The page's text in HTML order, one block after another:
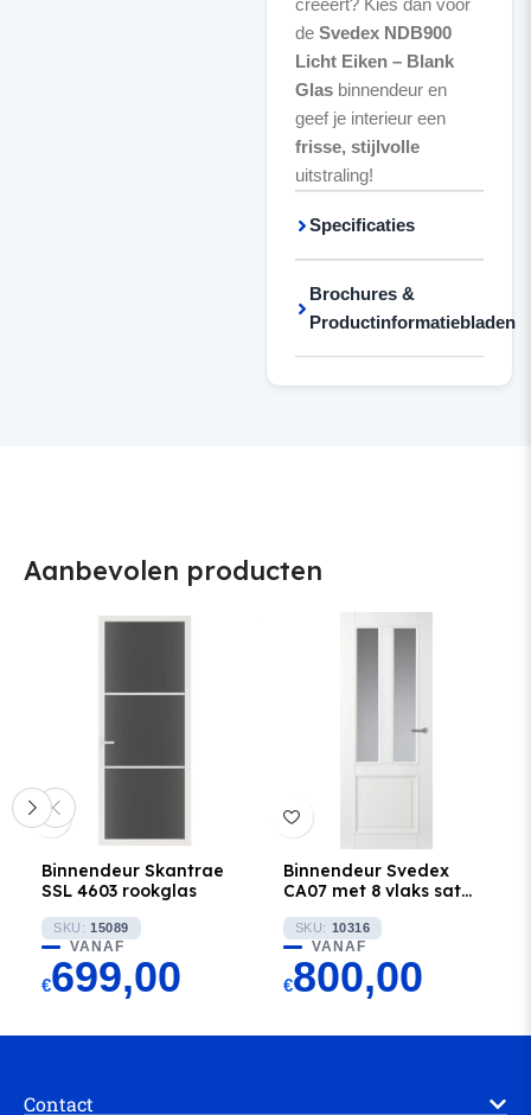
creëert? Kies dan voor
de Svedex NDB900
Licht Eiken – Blank
Glasbinnendeur en
geef je interieur een
frisse, stijlvolle
uitstraling!
Specificaties
Brochures &
Productinformatiebladen
Aanbevolen producten
Binnendeur Skantrae
SSL 4603 rookglas
SKU: 15089
VANAF
€699,00
Binnendeur Svedex
CA07 met 8 vlaks satijn
SKU: 10316
VANAF
€800,00
Contact